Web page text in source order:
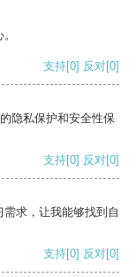
支持[0] 反对[0]
隐私保护和安全性保
支持[0] 反对[0]
求，让我能够找到自
支持[0] 反对[0]